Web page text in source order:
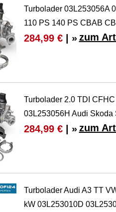
Turbolader 03L253056A
110 PS 140 PS CBAB
284,99 €| » zum
Turbolader 2.0 TDI
03L253056H Audi Skoda
284,99 €| » zum
Turbolader Audi A3 TT
kW 03L253010D